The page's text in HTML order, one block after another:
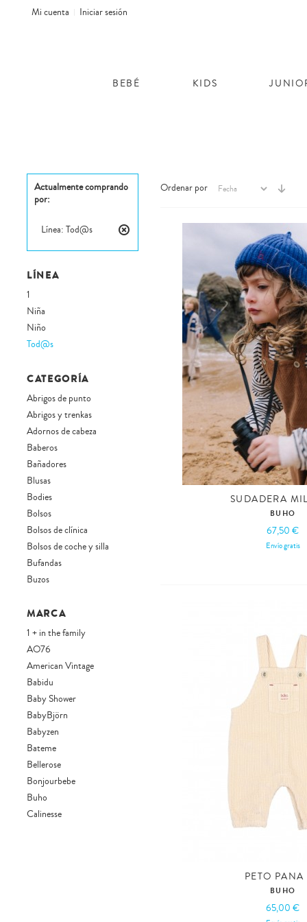
Mi cuenta Iniciar sesión
BEBÉ KIDS
Ordenar por
SUDADERA
BUHO
67,50 €
Envío gratis
PETO PANA
BUHO
65,00 €
Actualmente comprando
por:
este
Línea: Tod@s
LÍNEA
1
Niña
Niño
Tod@s
CATEGORÍA
Abrigos de punto
Abrigos y trenkas
Adornos de cabeza
Baberos
Bañadores
Blusas
Bodies
Bolsos
Bolsos de clínica
Bolsos de coche y silla
Bufandas
Buzos
Camisas
Camisetas
Chalecos
Chaquetas
Chaqueton
Conjuntos
Conjuntos de polaina
Cunas
Faldas
Faldones
Gorros
Hamacas
Jerséis
MARCA
1 + in the family
AO76
American Vintage
Babidu
Baby Shower
BabyBjörn
Babyzen
Bateme
Bellerose
Bonjourbebe
Buho
Calinesse